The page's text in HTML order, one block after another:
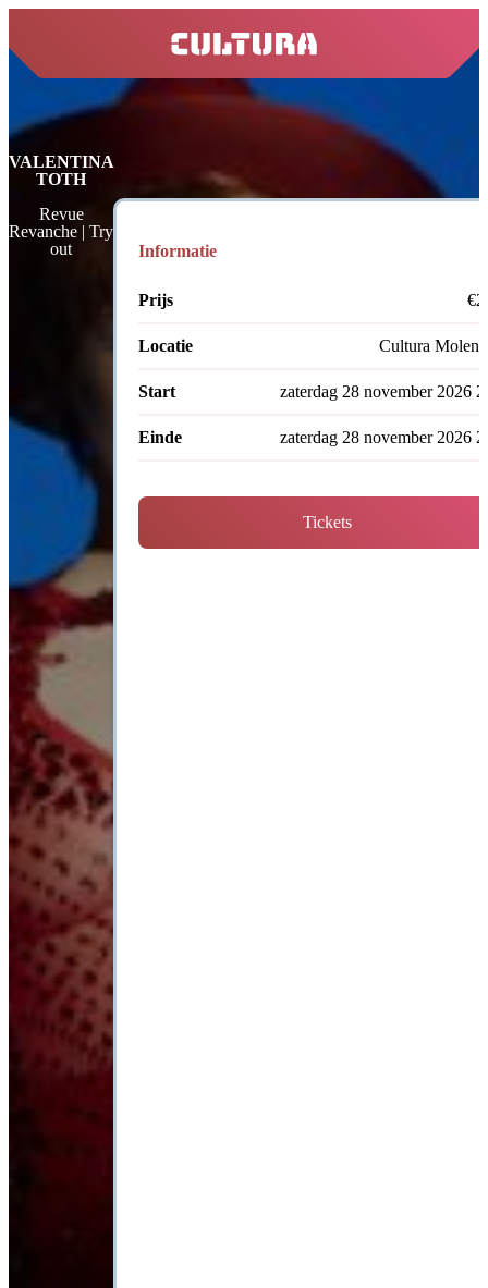
home
VALENTINA
TOTH
Revue
Revanche | Try
out
Informatie
Prijs
Locatie Cultura
Start zaterdag 28 november 2026
Einde zaterdag 28 november 2026
Tickets